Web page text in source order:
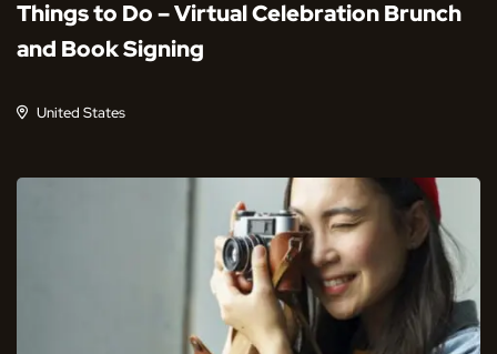
Things to Do – Virtual Celebration Brunch
and Book Signing
United States